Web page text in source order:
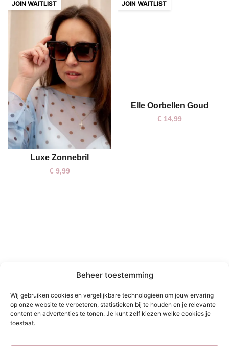
Beheer toestemming
Wij gebruiken cookies en vergelijkbare technologieën om jouw ervaring
op onze website te verbeteren, statistieken bij te houden en je relevante
content en advertenties te tonen. Je kunt zelf kiezen welke cookies je
toestaat.
Luxe Zonnebril
€9,99
One size
SC Oorbellen Chuncy
goud